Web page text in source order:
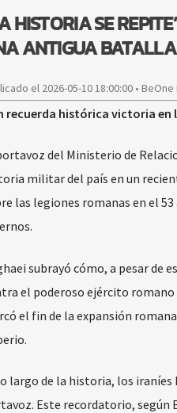
HISTORIA SE
ANTIGUA
el 2026-05-10 18:00:00 • BeOne
recuerda histórica victoria en
del Ministerio de
militar del país en un
las legiones romanas en el
subrayó cómo, a pesar de
el poderoso ejército romano
el fin de la expansión
largo de la historia, los
Este recordatorio, según